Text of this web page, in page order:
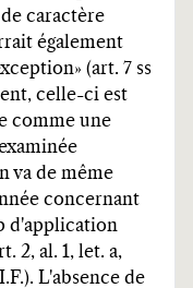
caractère
également
(art. 7 ss
celle-ci est
comme une
va de même
concernant
d'application
2, al. 1, let. a,
L'absence de